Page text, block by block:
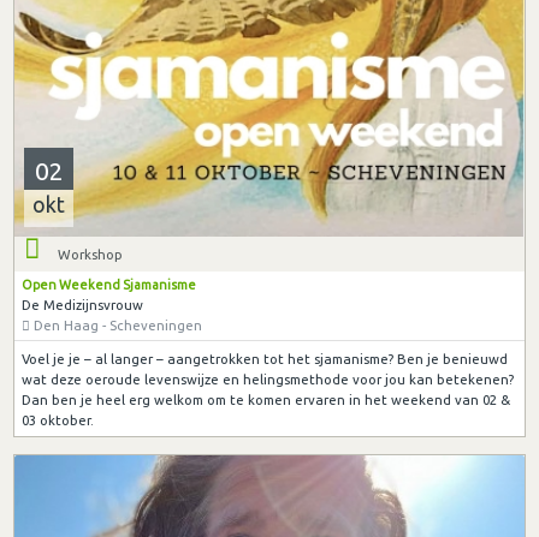
02
okt
Workshop
Open Weekend Sjamanisme
De Medizijnsvrouw
Den Haag - Scheveningen
Voel je je – al langer – aangetrokken tot het sjamanisme? Ben je benieuwd
wat deze oeroude levenswijze en helingsmethode voor jou kan betekenen?
Dan ben je heel erg welkom om te komen ervaren in het weekend van 02 &
03 oktober.